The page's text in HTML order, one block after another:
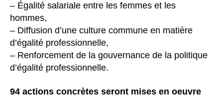
– Égalité salariale entre les femmes et les
hommes,
– Diffusion d’une culture commune en matière
d’égalité professionnelle,
– Renforcement de la gouvernance de la politique
d’égalité professionnelle.
94 actions concrètes seront mises en oeuvre